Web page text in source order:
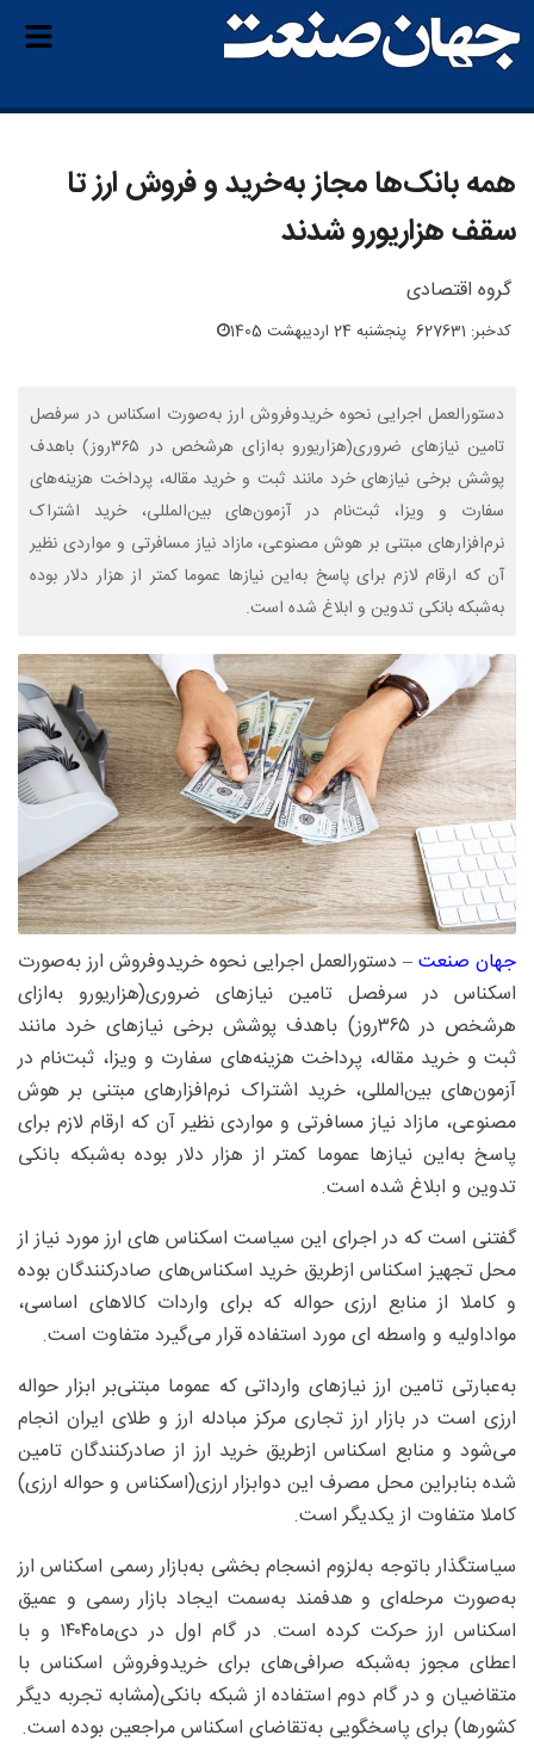
همه بانک‌ها مجاز به‌خرید و فروش ارز تا
سقف هزاریورو شدند
گروه اقتصادی
کدخبر: 627631 پنجشنبه 24 اردیبهشت 1405
دستورالعمل اجرایی نحوه خریدوفروش ارز به‌‌صورت اسکناس در سرفصل
تامین نیازهای ضروری(هزاریورو به‌ازای هرشخص در ۳۶۵روز) باهدف
پوشش برخی نیازهای خرد مانند ثبت و خرید مقاله، پرداخت هزینه‌های
سفارت و ویزا، ثبت‌نام در آزمون‌های بین‌المللی، خرید اشتراک
نرم‌افزارهای مبتنی بر هوش مصنوعی، مازاد نیاز مسافرتی و مواردی نظیر
آن که ارقام لازم برای پاسخ به‌این نیازها عموما کمتر از هزار دلار بوده
به‌شبکه بانکی تدوین و ابلاغ شده است.
جهان صنعت– دستورالعمل اجرایی نحوه خریدوفروش ارز به‌‌صورت
اسکناس در سرفصل تامین نیازهای ضروری(هزاریورو به‌ازای
هرشخص در ۳۶۵روز) باهدف پوشش برخی نیازهای خرد مانند
ثبت و خرید مقاله، پرداخت هزینه‌های سفارت و ویزا، ثبت‌نام در
آزمون‌های بین‌المللی، خرید اشتراک نرم‌افزارهای مبتنی بر هوش
مصنوعی، مازاد نیاز مسافرتی و مواردی نظیر آن که ارقام لازم برای
پاسخ به‌این نیازها عموما کمتر از هزار دلار بوده به‌شبکه بانکی
تدوین و ابلاغ شده است.
گفتنی است که در اجرای این سیاست اسکناس های ارز مورد نیاز از
محل تجهیز اسکناس ازطریق خرید اسکناس‌های صادرکنندگان بوده
و کاملا از منابع ارزی حواله که برای واردات کالاهای اساسی،
مواداولیه و واسطه ای مورد استفاده قرار می‌گیرد متفاوت است.
به‌عبارتی تامین ارز نیازهای وارداتی که عموما مبتنی‌بر ابزار حواله
ارزی است در بازار ارز تجاری مرکز مبادله ارز و طلای ایران انجام
می‌شود و منابع اسکناس ازطریق خرید ارز از صادرکنندگان تامین
شده بنابراین محل مصرف این دوابزار ارزی(اسکناس و حواله ارزی)
کاملا متفاوت از یکدیگر است.
سیاستگذار باتوجه به‌لزوم انسجام بخشی به‌بازار رسمی اسکناس ارز
به‌صورت مرحله‌ای و هدفمند به‌سمت ایجاد بازار رسمی و عمیق
اسکناس ارز حرکت کرده است. در گام اول در دی‌ماه۱۴۰۴ و با
اعطای مجوز به‌شبکه صرافی‌های برای خریدوفروش اسکناس با
متقاضیان و در گام دوم استفاده از شبکه بانکی(مشابه تجربه دیگر
کشورها) برای پاسخگویی به‌تقاضای اسکناس مراجعین بوده است.